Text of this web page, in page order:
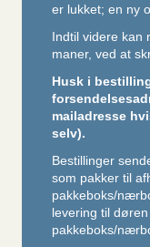
er lukket; en ny
Indtil videre
maner, ved at
Husk i
mailadresse
selv).
Bestillinger
som pakker til
pakkeboks/
levering til
pakkeboks/